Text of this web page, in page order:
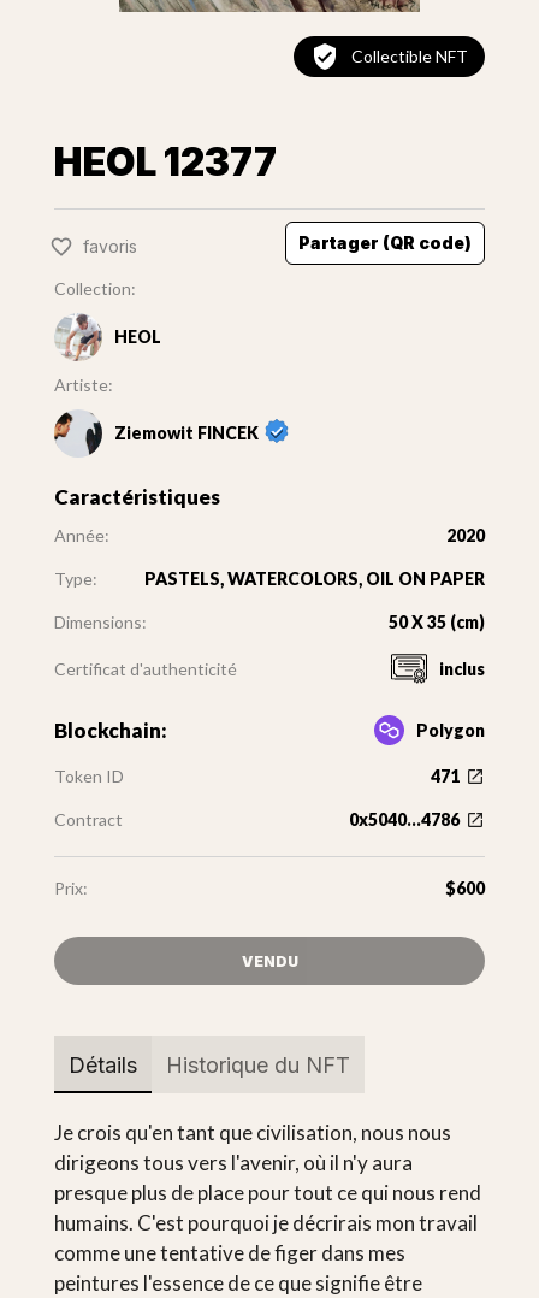
Collectible NFT
HEOL 12377
favoris Partager (QR code)
Collection:
HEOL
Artiste:
Ziemowit FINCEK
Caractéristiques
Année: 2020
Type: PASTELS, WATERCOLORS, OIL ON PAPER
Dimensions: 50 X 35 (cm)
Certificat d'authenticité inclus
Blockchain: Polygon
Token ID 471
Contract 0x5040...4786
Prix: $600
VENDU
Détails Historique du NFT
Je crois qu'en tant que civilisation, nous nous
dirigeons tous vers l'avenir, où il n'y aura
presque plus de place pour tout ce qui nous rend
humains. C'est pourquoi je décrirais mon travail
comme une tentative de figer dans mes
peintures l'essence de ce que signifie être